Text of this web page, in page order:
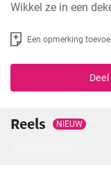
Wikkel ze in een
Een opmerking
Reels NIEUW